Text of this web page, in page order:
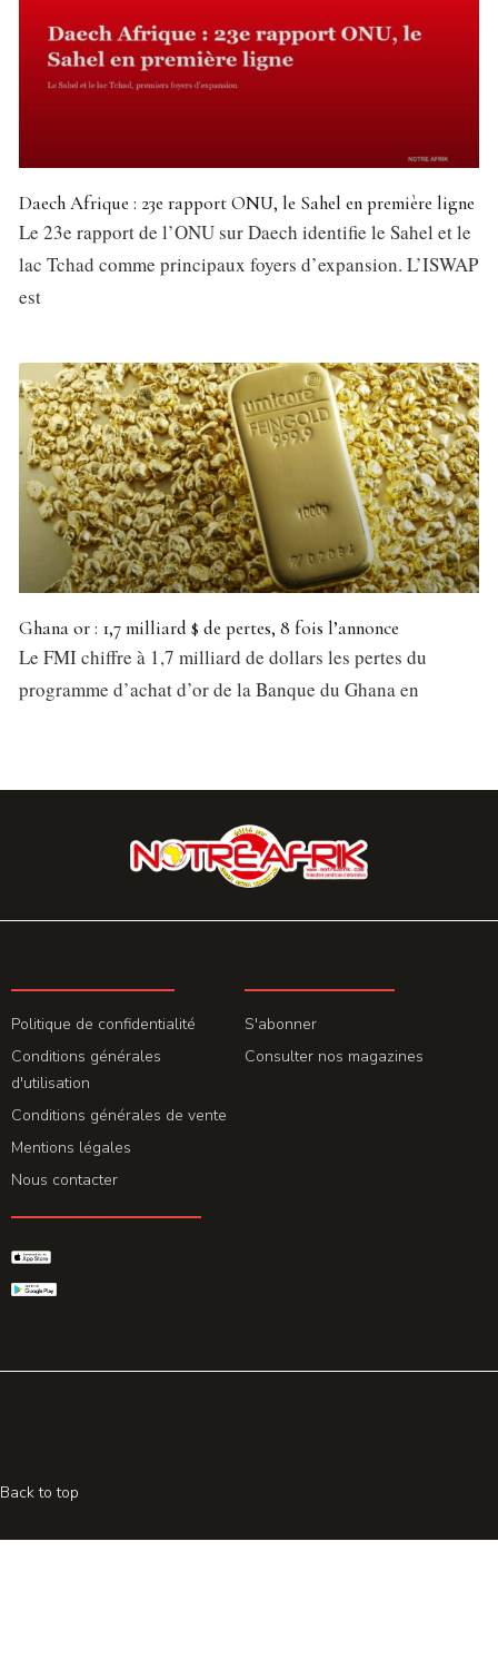
Daech Afrique : 23e rapport ONU, le Sahel en première ligne
Le 23e rapport de l’ONU sur Daech identifie le Sahel et le
lac Tchad comme principaux foyers d’expansion. L’ISWAP
est
Ghana or : 1,7 milliard $ de pertes, 8 fois l’annonce
Le FMI chiffre à 1,7 milliard de dollars les pertes du
programme d’achat d’or de la Banque du Ghana en
Politique de confidentialité
Conditions générales
d'utilisation
Conditions générales de vente
Mentions légales
Nous contacter
S'abonner
Consulter nos magazines
Back to top